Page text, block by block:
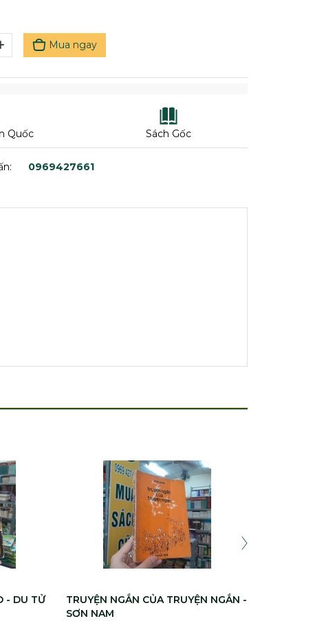
Mua ngay
Quốc Sách Gốc
0969427661
- DU TỬ
TRUYỆN NGẮN CỦA TRUYỆN NGẮN -
SƠN NAM